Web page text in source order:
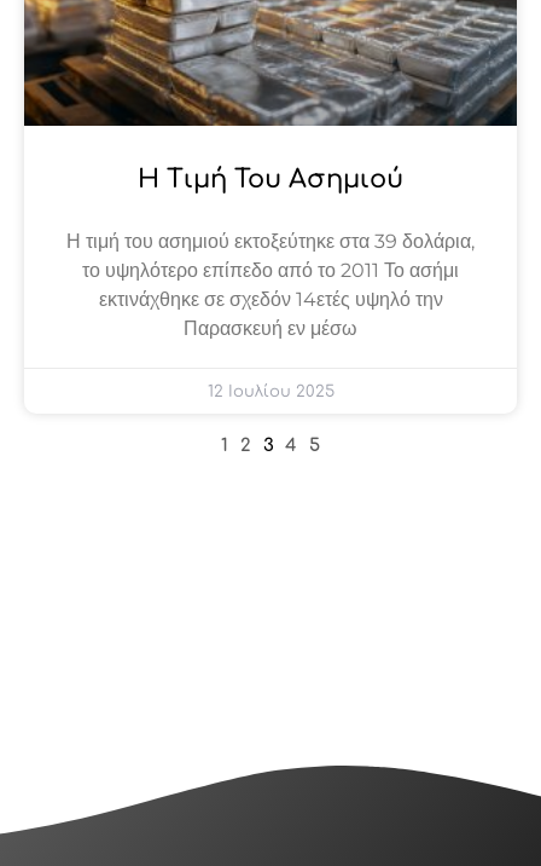
Η Τιμή Του Ασημιού
Η τιμή του ασημιού εκτοξεύτηκε στα 39 δολάρια,
το υψηλότερο επίπεδο από το 2011 Το ασήμι
εκτινάχθηκε σε σχεδόν 14ετές υψηλό την
Παρασκευή εν μέσω
12 Ιουλίου 2025
1 2 3 4 5